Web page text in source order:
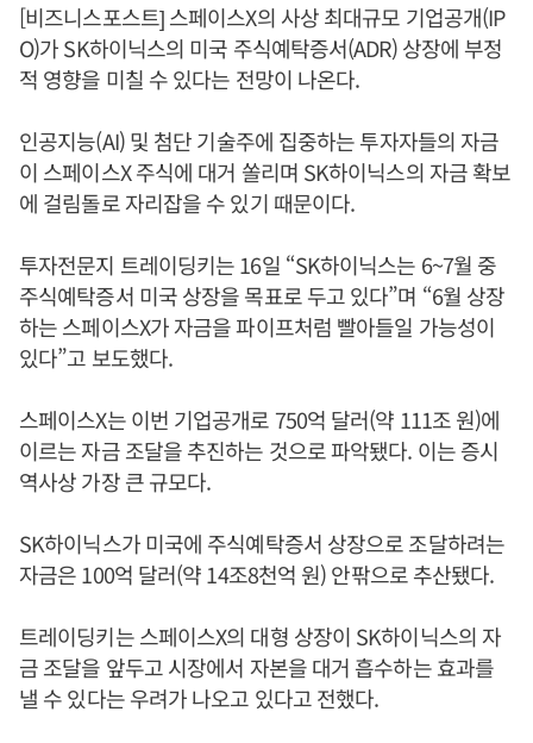
[비즈니스포스트] 스페이스X의 사상 최대규모 기업공개(IP
O)가 SK하이닉스의 미국 주식예탁증서(ADR) 상장에 부정
적 영향을 미칠 수 있다는 전망이 나온다.
인공지능(AI) 및 첨단 기술주에 집중하는 투자자들의 자금
이 스페이스X 주식에 대거 쏠리며 SK하이닉스의 자금 확보
에 걸림돌로 자리잡을 수 있기 때문이다.
투자전문지 트레이딩키는 16일 “SK하이닉스는 6~7월 중
주식예탁증서 미국 상장을 목표로 두고 있다”며 “6월 상장
하는 스페이스X가 자금을 파이프처럼 빨아들일 가능성이
있다”고 보도했다.
스페이스X는 이번 기업공개로 750억 달러(약 111조 원)에
이르는 자금 조달을 추진하는 것으로 파악됐다. 이는 증시
역사상 가장 큰 규모다.
SK하이닉스가 미국에 주식예탁증서 상장으로 조달하려는
자금은 100억 달러(약 14조8천억 원) 안팎으로 추산됐다.
트레이딩키는 스페이스X의 대형 상장이 SK하이닉스의 자
금 조달을 앞두고 시장에서 자본을 대거 흡수하는 효과를
낼 수 있다는 우려가 나오고 있다고 전했다.